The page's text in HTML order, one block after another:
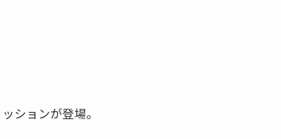
ションが登場。